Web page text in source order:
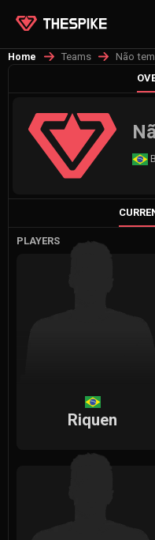
Home Teams
Não
PLAYERS
Riquen